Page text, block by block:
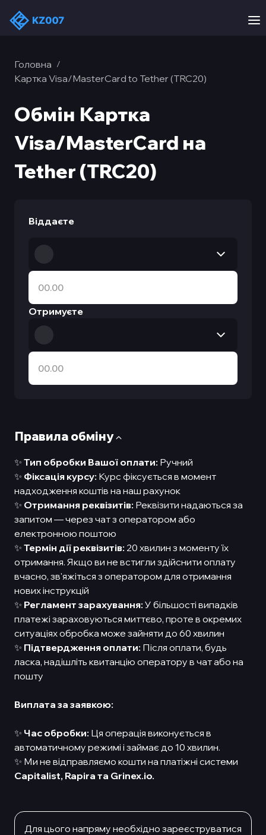
Головна /
Картка Visa/MasterCard to Tether (TRC20)
Обмін Картка
Visa/MasterCard на
Tether (TRC20)
Правила обмiну
✨ Тип обробки Вашої оплати: Ручний
✨ Фіксація курсу: Курс фіксується в момент
надходження коштів на наш рахунок
✨ Отримання реквізитів: Реквізити надаються за
запитом — через чат з оператором або
електронною поштою
✨ Термін дії реквізитів: 20 хвилин з моменту їх
отримання. Якщо ви не встигли здійснити оплату
вчасно, зв'яжіться з оператором для отримання
нових інструкцій
✨ Регламент зарахування: У більшості випадків
платежі зараховуються миттєво, проте в окремих
ситуаціях обробка може зайняти до 60 хвилин
✨ Підтвердження оплати: Після оплати, будь
ласка, надішліть квитанцію оператору в чат або на
пошту
Виплата за заявкою:
✨ Час обробки: Ця операція виконується в
автоматичному режимі і займає до 10 хвилин.
✨ Ми не відправляємо кошти на платіжні системи
Capitalist, Rapira та Grinex.io.
Для цього напряму необхiдно зареєструватися
Віддаєте
Отримуєте